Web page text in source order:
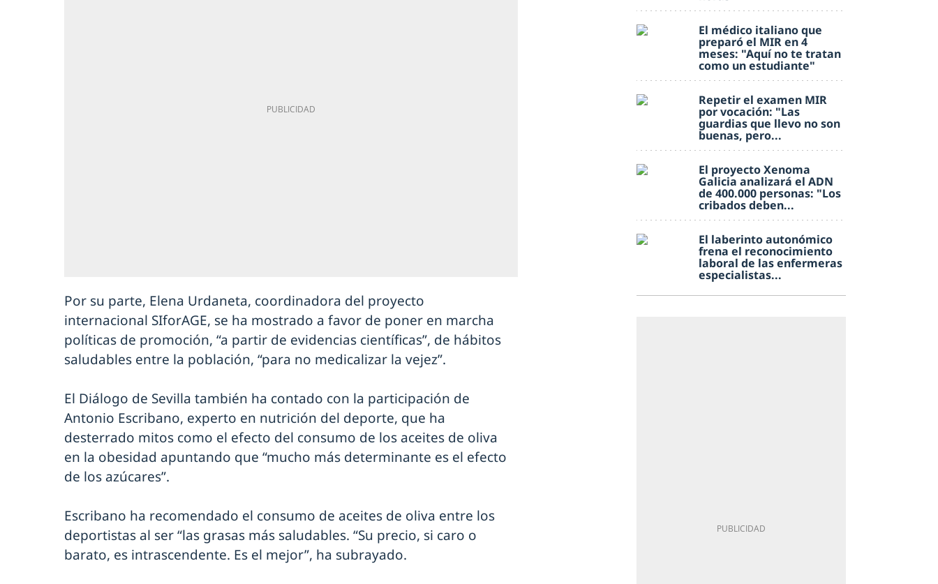
Por su parte, Elena Urdaneta, coordinadora del proyecto
internacional SIforAGE, se ha mostrado a favor de poner en marcha
políticas de promoción, “a partir de evidencias científicas”, de hábitos
saludables entre la población, “para no medicalizar la vejez”.
El Diálogo de Sevilla también ha contado con la participación de
Antonio Escribano, experto en nutrición del deporte, que ha
desterrado mitos como el efecto del consumo de los aceites de oliva
en la obesidad apuntando que “mucho más determinante es el efecto
de los azúcares”.
Escribano ha recomendado el consumo de aceites de oliva entre los
deportistas al ser “las grasas más saludables. “Su precio, si caro o
barato, es intrascendente. Es el mejor”, ha subrayado.
El médico italiano que
preparó el MIR en 4
meses: "Aquí no te tratan
como un estudiante"
Repetir el examen MIR
por vocación: "Las
guardias que llevo no son
buenas, pero...
El proyecto Xenoma
Galicia analizará el ADN
de 400.000 personas: "Los
cribados deben...
El laberinto autonómico
frena el reconocimiento
laboral de las enfermeras
especialistas...